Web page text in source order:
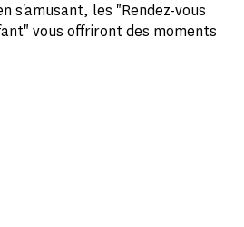
s'amusant, les "Rendez-vous
vous offriront des moments